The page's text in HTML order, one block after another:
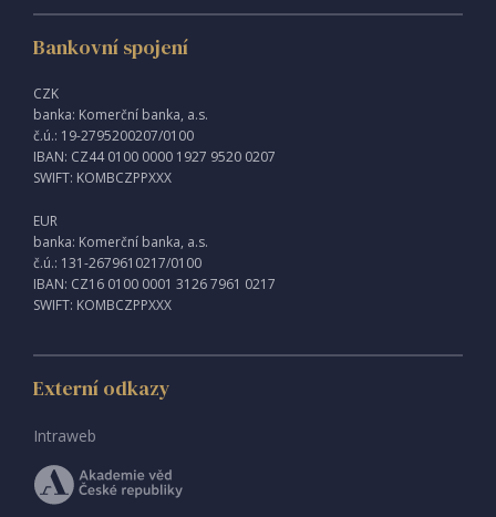
Bankovní spojení
CZK
banka: Komerční banka, a.s.
č.ú.: 19-2795200207/0100
IBAN: CZ44 0100 0000 1927 9520 0207
SWIFT: KOMBCZPPXXX
EUR
banka: Komerční banka, a.s.
č.ú.: 131-2679610217/0100
IBAN: CZ16 0100 0001 3126 7961 0217
SWIFT: KOMBCZPPXXX
Externí odkazy
Intraweb